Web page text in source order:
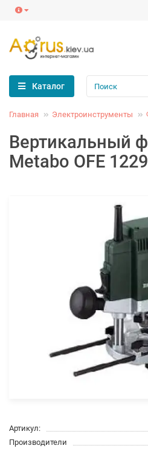
Каталог
Главная Электроинструменты
Вертикальный
Metabo OFE
Артикул:
Производители